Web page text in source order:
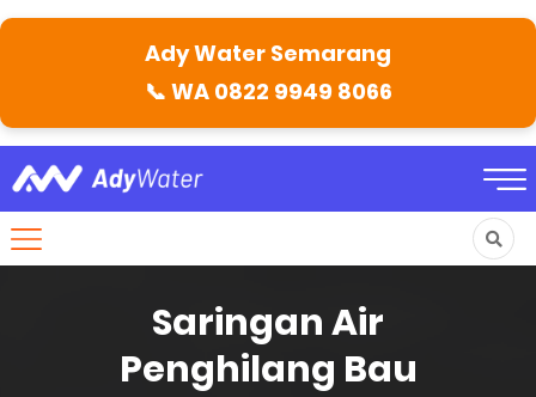
Ady Water Semarang
📞 WA 0822 9949 8066
Saringan Air
Penghilang Bau